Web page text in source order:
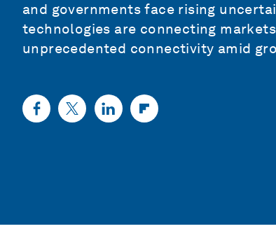
and governments face rising
technologies are connecting
unprecedented connectivity amid